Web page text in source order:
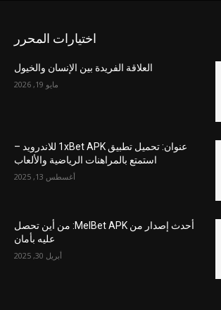
اختيارات المحرر
العلاقة الفريدة بين الإنسان والخيول
مايو 19, 2026
عنوان: تحميل تطبيق 1xBet APK للاندرويد –
استمتع بالمراهنات الرياضية والألعاب
أغسطس 13, 2025
أحدث إصدار من MelBet APK: من أين تحصل
عليه بأمان
أبريل 30, 2025